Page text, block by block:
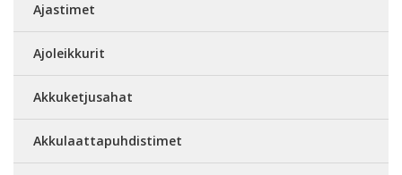
Ajastimet
Ajoleikkurit
Akkuketjusahat
Akkulaattapuhdistimet